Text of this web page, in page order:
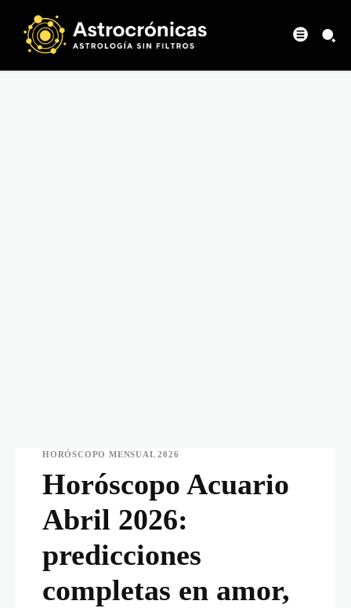
HORÓSCOPO MENSUAL 2026
Horóscopo Acuario
Abril 2026:
predicciones
completas en amor,